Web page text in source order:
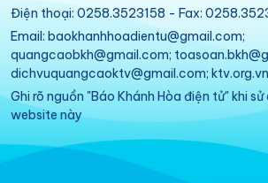
Điện thoại: 0258.3523158 - Fax:
Email: baokhanhhoadientu@gmail.com;
quangcaobkh@gmail.com;
dichvuquangcaoktv@gmail.com;
Ghi rõ nguồn "Báo Khánh Hòa điện tử" khi
website này